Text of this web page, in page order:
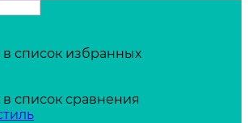
список избранных
список сравнения